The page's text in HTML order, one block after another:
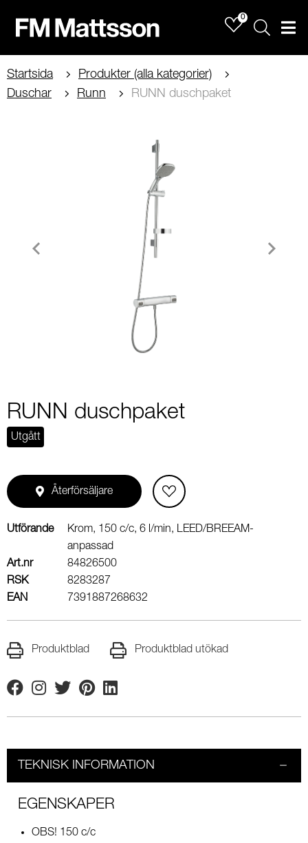
0
Sök
Startsida
Produkter (alla kategorier)
Duschar
Runn RUNN duschpaket
RUNN duschpaket
Utgått
Återförsäljare
Utförande
Krom, 150 c/c, 6 l/min, LEED/BREEAM-
anpassad
Art.nr
84826500
RSK
8283287
EAN
7391887268632
Produktblad Produktblad utökad
FacebookInstagram
TwitterPinterestLinkedin
TEKNISK INFORMATION
EGENSKAPER
OBS! 150 c/c